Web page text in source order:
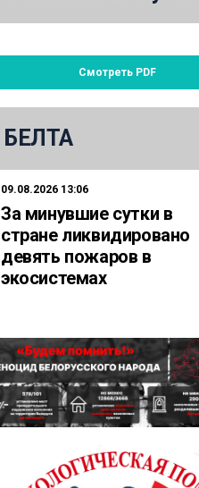
Смотреть PDF
БЕЛТА
09.08.2026 13:06
За минувшие сутки в
стране ликвидировано
девять пожаров в
экосистемах